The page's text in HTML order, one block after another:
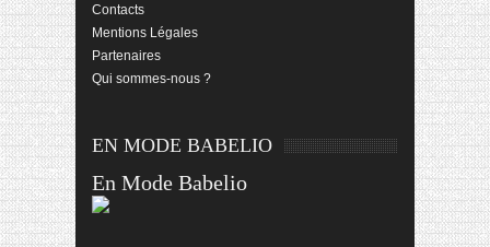
Contacts
Mentions Légales
Partenaires
Qui sommes-nous ?
EN MODE BABELIO
En Mode Babelio